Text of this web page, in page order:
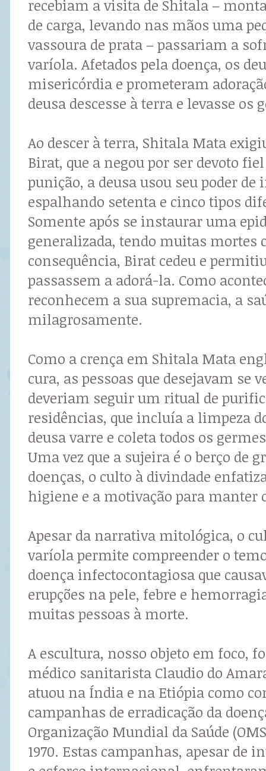
recebiam a visita de Shitala –
de carga, levando nas mãos uma
vassoura de prata – passariam a
varíola. Afetados pela doença, os
misericórdia e prometeram
deusa descesse à terra e levasse os
Ao descer à terra, Shitala Mata
Birat, que a negou por ser devoto
punição, a deusa usou seu poder
espalhando setenta e cinco tipos
Somente após se instaurar uma
generalizada, tendo muitas mortes
consequência, Birat cedeu e
passassem a adorá-la. Como
reconhecem a sua supremacia, a
milagrosamente.
Como a crença em Shitala Mata
cura, as pessoas que desejavam se
deveriam seguir um ritual de
residências, que incluía a limpeza
deusa varre e coleta todos os
Uma vez que a sujeira é o berço de
doenças, o culto à divindade
higiene e a motivação para
Apesar da narrativa mitológica, o
varíola permite compreender o
doença infectocontagiosa que
erupções na pele, febre e
muitas pessoas à morte.
A escultura, nosso objeto em foco,
médico sanitarista Claudio do
atuou na Índia e na Etiópia como
campanhas de erradicação da
Organização Mundial da Saúde
1970. Estas campanhas, apesar de